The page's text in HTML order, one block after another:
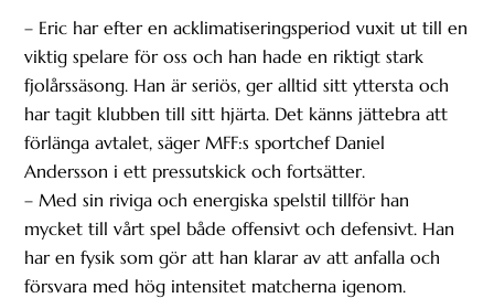
– Eric har efter en acklimatiseringsperiod vuxit ut till en
viktig spelare för oss och han hade en riktigt stark
fjolårssäsong. Han är seriös, ger alltid sitt yttersta och
har tagit klubben till sitt hjärta. Det känns jättebra att
förlänga avtalet, säger MFF:s sportchef Daniel
Andersson i ett pressutskick och fortsätter.
– Med sin riviga och energiska spelstil tillför han
mycket till vårt spel både offensivt och defensivt. Han
har en fysik som gör att han klarar av att anfalla och
försvara med hög intensitet matcherna igenom.